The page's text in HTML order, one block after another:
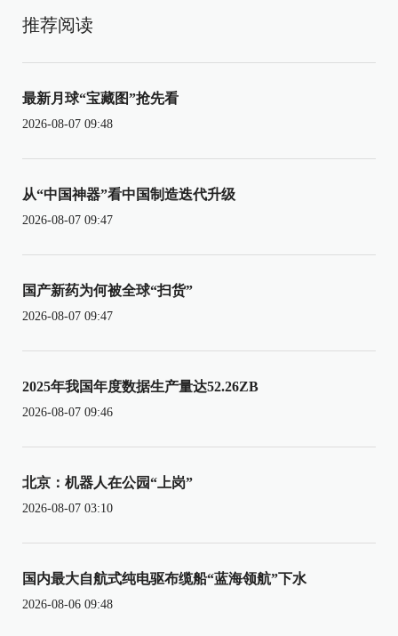
推荐阅读
最新月球“宝藏图”抢先看
2026-08-07 09:48
从“中国神器”看中国制造迭代升级
2026-08-07 09:47
国产新药为何被全球“扫货”
2026-08-07 09:47
2025年我国年度数据生产量达52.26ZB
2026-08-07 09:46
北京：机器人在公园“上岗”
2026-08-07 03:10
国内最大自航式纯电驱布缆船“蓝海领航”下水
2026-08-06 09:48